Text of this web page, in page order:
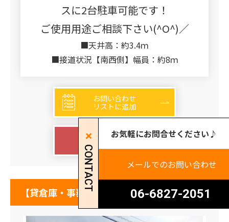
スに2台駐車可能です！
ご使用用途ご相談下さい(^O^)／
■天井高：約3.4ｍ
■接道状況【南西側】幅員：約8ｍ
お問い合わせ
リストに追加
詳細を見る
【貸倉庫・事務所】大阪府大阪市住吉区長居
CONTACT
お気軽にお問合せください♪
メールでのお問い合わせ
06-6827-2051